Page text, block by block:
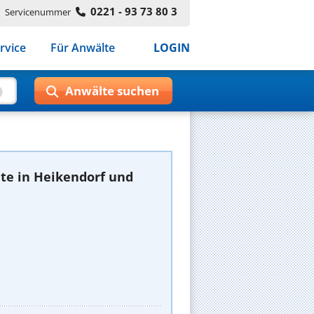
Servicenummer 0221 - 93 73 80 3
Für Anwälte LOGIN
in Heikendorf und